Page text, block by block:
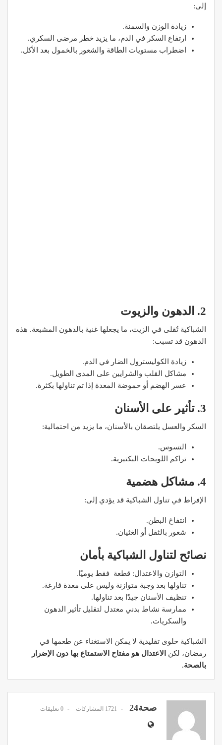
إلى:
زيادة الوزن والسمنة.
ارتفاع السكر في الدم، ما يزيد خطر مرضى السكري.
اضطراب مستويات الطاقة والشعور بالخمول بعد الأكل.
2. الدهون والزيوت
الشباكية تُقلى في الزيت، ما يجعلها غنية بالدهون المشبعة. هذه
الدهون قد تسبب:
زيادة الكوليسترول الضار في الدم.
مشاكل القلب والشرايين على المدى الطويل.
عسر الهضم أو حموضة المعدة إذا تم تناولها بكثرة.
3. تأثير على الأسنان
السكر والعسل يلتصقان بالأسنان، ما يزيد من احتمالية:
التسوس.
تراكم اللويحات البكتيرية.
4. مشاكل هضمية
الإفراط في تناول الشباكية قد يؤدي إلى:
انتفاخ البطن.
شعور بالثقل أو الغثيان.
نصائح لتناول الشباكية بأمان
التوازن والاعتدال: قطعة فقط يوميًا.
تناولها بعد وجبة متوازنة وليس على معدة فارغة.
تنظيف الأسنان جيدًا بعد تناولها.
ممارسة نشاط بدني معتدل لتقليل تأثير الدهون
والسكريات.
الشباكية حلوى تقليدية لا يمكن الاستغناء عن طعمها في
رمضان، لكن
الاعتدال هو مفتاح الاستمتاع بها دون الإضرار
بالصحة.
صحة24 1721 المشاركات 0 تعليقات